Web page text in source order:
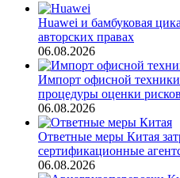
Huawei и бамбуковая
авторских правах
06.08.2026
Импорт офисной
процедуры оценки рисков
06.08.2026
Ответные меры Китая
сертификационные
06.08.2026